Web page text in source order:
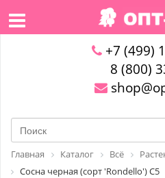
+7 (499)
8 (800)
Главная Каталог Всё
Сосна черная (сорт 'Rondello') C5